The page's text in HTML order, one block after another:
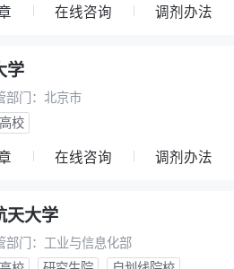
在线咨询 调剂办法
学
部门： 北京市
校
在线咨询 调剂办法
天大学
部门： 工业与信息化部